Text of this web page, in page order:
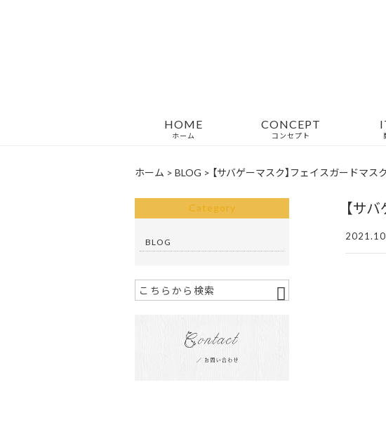
HOME
ホーム
CONCEPT
コンセプト
ホーム > BLOG > 【サバゲーマスク】フェイスガードマ
【サ
Category
BLOG